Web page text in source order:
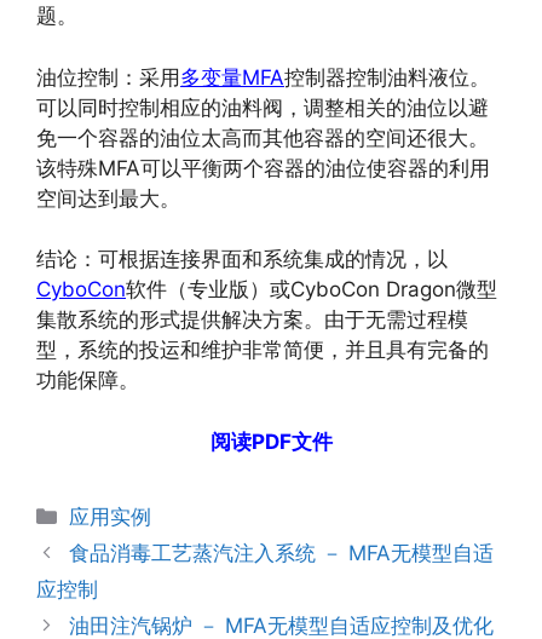
题。
油位控制：采用多变量MFA控制器控制油料液位。
可以同时控制相应的油料阀，调整相关的油位以避
免一个容器的油位太高而其他容器的空间还很大。
该特殊MFA可以平衡两个容器的油位使容器的利用
空间达到最大。
结论：可根据连接界面和系统集成的情况，以
CyboCon软件（专业版）或CyboCon Dragon微型
集散系统的形式提供解决方案。由于无需过程模
型，系统的投运和维护非常简便，并且具有完备的
功能保障。
阅读PDF文件
分
类
应用实例
食品消毒工艺蒸汽注入系统 － MFA无模型自适
应控制
油田注汽锅炉 － MFA无模型自适应控制及优化